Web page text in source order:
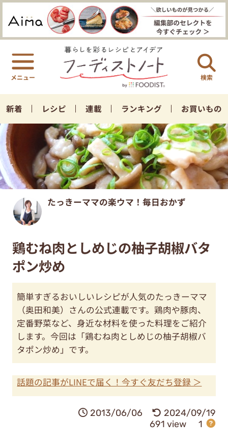
検索
新着 レシピ 連載 ランキング お買いもの
たっきーママの楽ウマ！毎日おかず
鶏むね肉としめじの柚子胡椒バタ
ポン炒め
簡単すぎるおいしいレシピが人気のたっきーママ
（奥田和美）さんの公式連載です。鶏肉や豚肉、
定番野菜など、身近な材料を使った料理をご紹介
します。今回は「鶏むね肉としめじの柚子胡椒バ
タポン炒め」です。
話題の記事がLINEで届く！今すぐ友だち登録 ＞
2013/06/06
2024/09/19
691 view
1